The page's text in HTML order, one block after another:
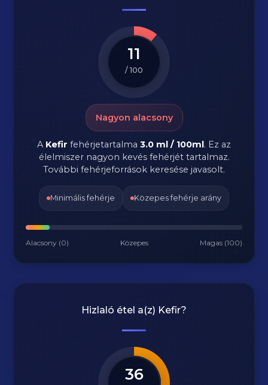
11
/ 100
Nagyon alacsony
A Kefir fehérjetartalma 3.0 ml / 100ml. Ez az
élelmiszer nagyon kevés fehérjét tartalmaz.
További fehérjeforrások keresése javasolt.
Minimális fehérje Közepes fehérje arány
Alacsony (0) Közepes Magas (100)
Hizlaló étel a(z) Kefir?
36